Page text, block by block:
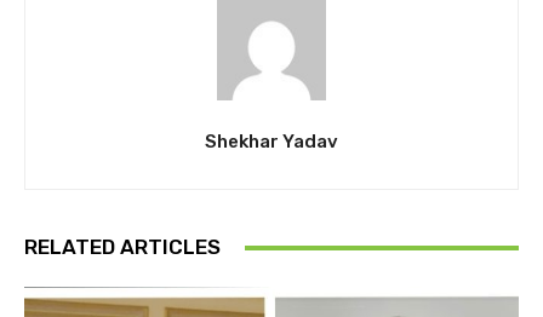
Shekhar Yadav
RELATED ARTICLES